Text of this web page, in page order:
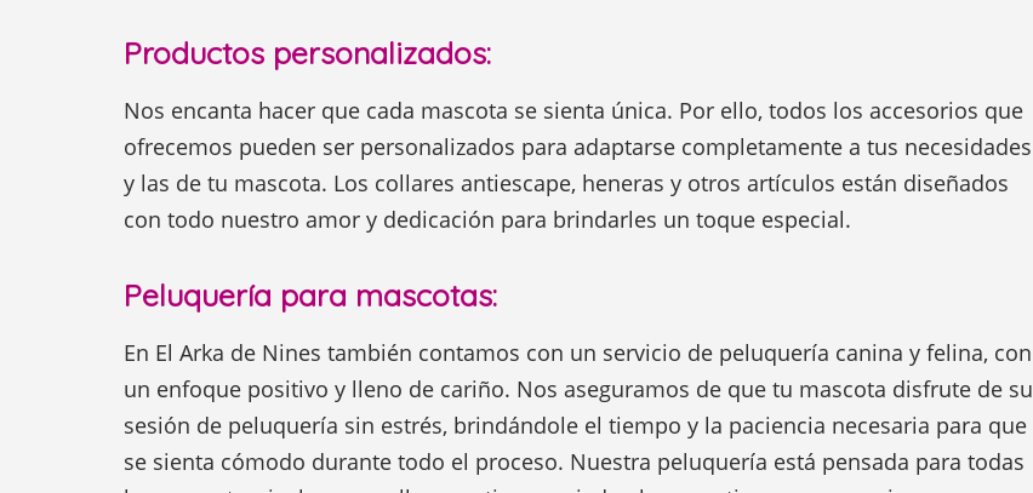
Productos personalizados:
Nos encanta hacer que cada mascota se sienta única. Por ello, todos los accesorios que
ofrecemos pueden ser personalizados para adaptarse completamente a tus necesidades
y las de tu mascota. Los collares antiescape, heneras y otros artículos están diseñados
con todo nuestro amor y dedicación para brindarles un toque especial.
Peluquería para mascotas:
En El Arka de Nines también contamos con un servicio de peluquería canina y felina, con
un enfoque positivo y lleno de cariño. Nos aseguramos de que tu mascota disfrute de su
sesión de peluquería sin estrés, brindándole el tiempo y la paciencia necesaria para que
se sienta cómodo durante todo el proceso. Nuestra peluquería está pensada para todas